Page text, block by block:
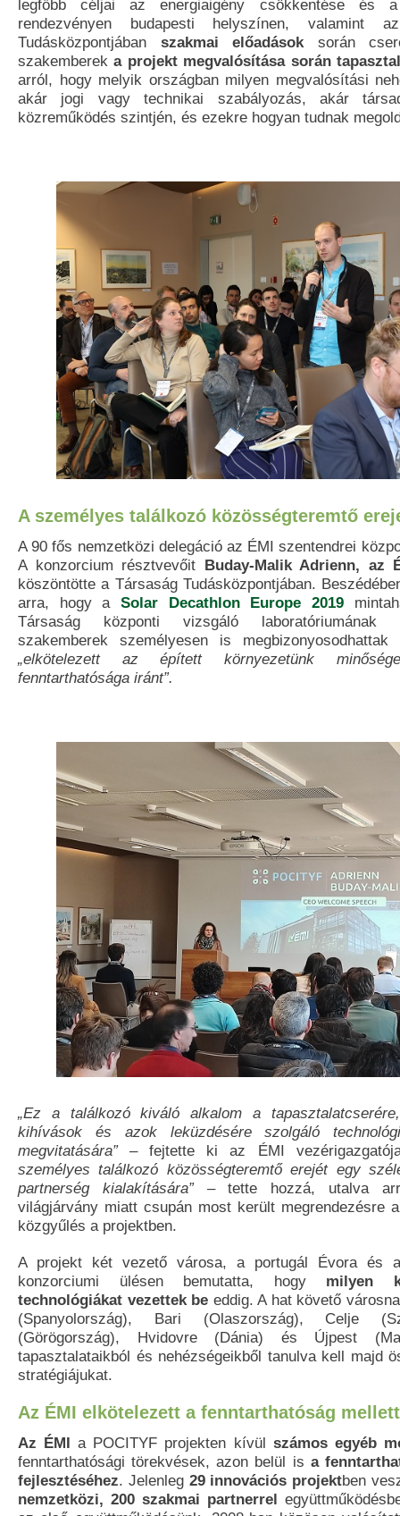
legfőbb céljai az energiaigény csökkentése és
rendezvényen budapesti helyszínen, valamint
Tudásközpontjában szakmai előadásoksorán
szakembereka projekt megvalósítása során
arról, hogy melyik országban milyen megvalósítási
akár jogi vagy technikai szabályozás, akár
közreműködés szintjén, és ezekre hogyan tudnak
A személyes találkozó közösségteremtő
A 90 fős nemzetközi delegáció az ÉMI szentendrei
A konzorcium résztvevőit Buday-Malik Adrienn, az
köszöntötte a Társaság Tudásközpontjában.
arra, hogy a Solar Decathlon Europe 2019
Társaság központi vizsgáló laboratóriumának
szakemberek személyesen is
„elkötelezett az épített környezetünk
fenntarthatósága iránt”.
„Ez a találkozó kiváló alkalom a
kihívások és azok leküzdésére szolgáló
megvitatására”– fejtette ki az ÉMI
személyes találkozó közösségteremtő erejét egy
partnerség kialakítására”– tette hozzá, utalva
világjárvány miatt csupán most került megrendezésre
közgyűlés a projektben.
A projekt két vezető városa, a portugál Évora és
konzorciumi ülésen bemutatta, hogy milyen
technológiákat vezettek be eddig. A hat követő
(Spanyolország), Bari (Olaszország), Celje
(Görögország), Hvidovre (Dánia) és Újpest
tapasztalataikból és nehézségeikből tanulva kell majd
stratégiájukat.
Az ÉMI elkötelezett a fenntarthatóság mellett
Az ÉMI a POCITYF projekten kívül számos egyéb
fenntarthatósági törekvések, azon belül is a
fejlesztéséhez. Jelenleg 29 innovációs projektben
nemzetközi, 200 szakmai partnerrel